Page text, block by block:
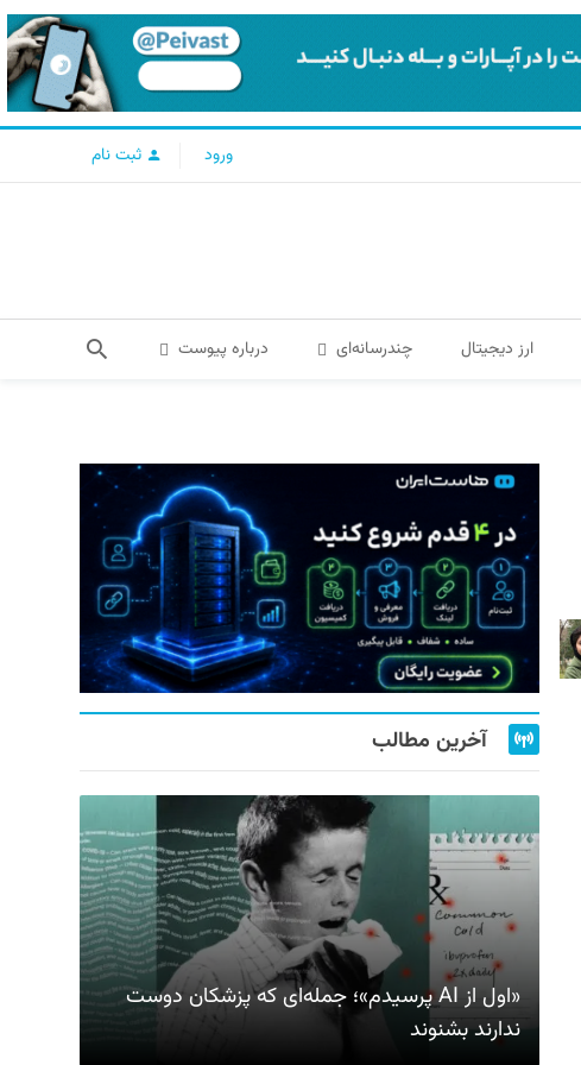
ورود ثبت نام
ارز دیجیتال چندرسانه‌ای درباره پیوست
آخرین مطالب
«اول از AI پرسیدم»؛ جمله‌ای که پزشکان دوست
ندارند بشنوند